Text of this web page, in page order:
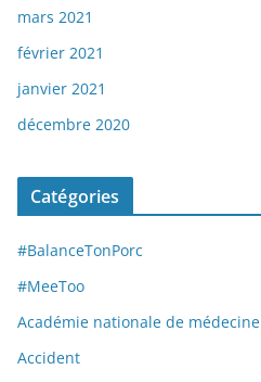
mars 2021
février 2021
janvier 2021
décembre 2020
Catégories
#BalanceTonPorc
#MeeToo
Académie nationale de médecine
Accident